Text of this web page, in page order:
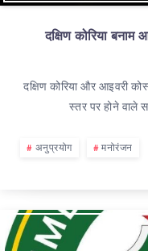
दक्षिण कोरिया
दक्षिण कोरिया और आइवरी
स्तर पर होने वाले
अनुप्रयोग मनोरंजन